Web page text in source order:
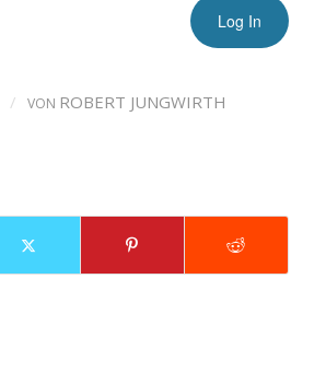
/ VON ROBERT JUNGWIRTH